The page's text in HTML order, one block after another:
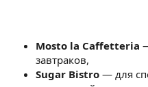
Mosto la Caffetteria
завтраков,
Sugar Bistro — для